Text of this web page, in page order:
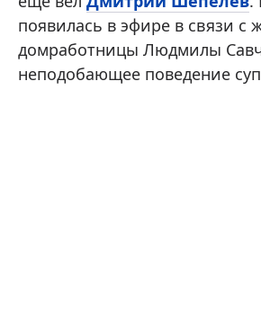
появилась в эфире в связи с
домработницы Людмилы
неподобающее поведение